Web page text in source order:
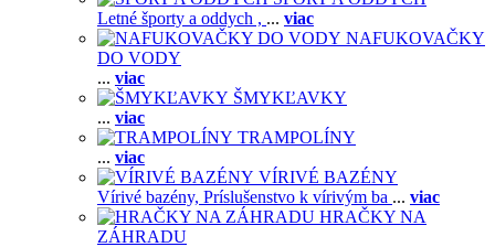
Letné športy a oddych , ... viac
NAFUKOVAČKY
DO VODY
... viac
ŠMYKĽAVKY
... viac
TRAMPOLÍNY
... viac
VÍRIVÉ BAZÉNY
Vírivé bazény, Príslušenstvo k vírivým ba ... viac
HRAČKY NA
ZÁHRADU